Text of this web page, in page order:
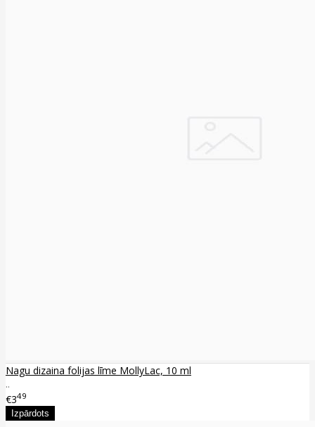
Nagu dizaina folijas līme MollyLac, 10 ml
..
€349